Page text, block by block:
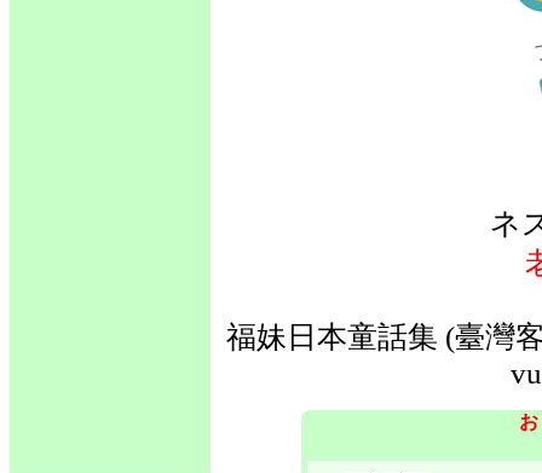
ネ
福妹日本童話集 (臺灣